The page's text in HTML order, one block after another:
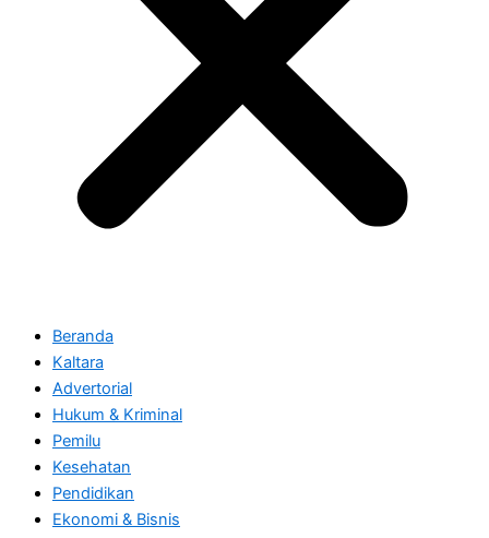
Beranda
Kaltara
Advertorial
Hukum & Kriminal
Pemilu
Kesehatan
Pendidikan
Ekonomi & Bisnis